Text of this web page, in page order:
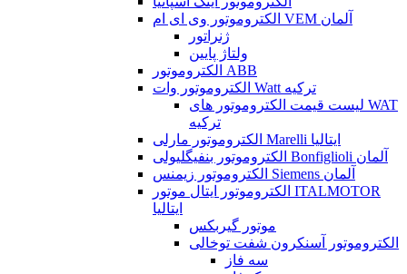
الکتروموتور وی ای ام VEM آلمان
ژنراتور
ولتاژ پایین
الکتروموتور ABB
الکتروموتور وات Watt ترکیه
لیست قیمت الکتروموتور های WAT
ترکیه
الکتروموتور مارلی Marelli ایتالیا
الکتروموتور بنفیگلیولی Bonfiglioli آلمان
الکتروموتور زیمنس Siemens آلمان
الکتروموتور ایتال موتور ITALMOTOR
ایتالیا
موتور گیربکس
الکتروموتور آسنکرون شفت توخالی
سه فاز